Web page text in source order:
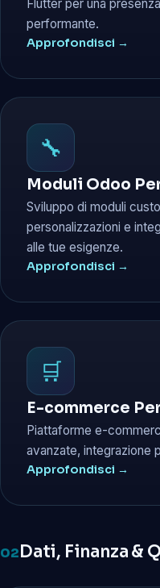
Flutter per una
performante.
Approfondisci →
🔧
Moduli Odoo
Sviluppo di moduli
personalizzazioni e
alle tue esigenze.
Approfondisci →
🛒
E-commerce
Piattaforme e-
avanzate, integrazione
Approfondisci →
02Dati, Finanza &